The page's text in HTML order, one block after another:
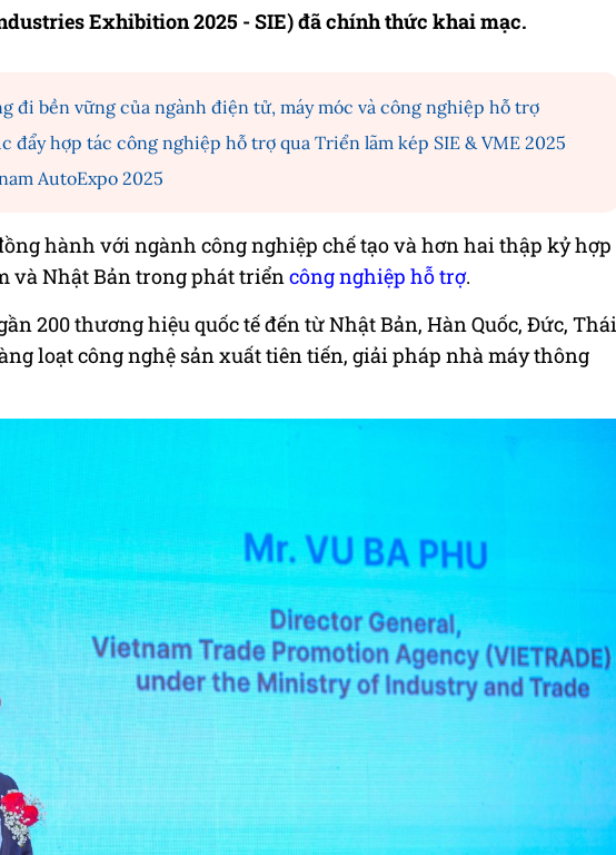
Exhibition 2025 - SIE) đã chính thức khai mạc.
đi bền vững của ngành điện tử, máy móc và công nghiệp hỗ trợ
đẩy hợp tác công nghiệp hỗ trợ qua Triển lãm kép SIE & VME 2025
AutoExpo 2025
hành với ngành công nghiệp chế tạo và hơn hai thập kỷ hợp
và Nhật Bản trong phát triểncông nghiệp hỗ trợ.
200 thương hiệu quốc tế đến từ Nhật Bản, Hàn Quốc, Đức, Thái
loạt công nghệ sản xuất tiên tiến, giải pháp nhà máy thông